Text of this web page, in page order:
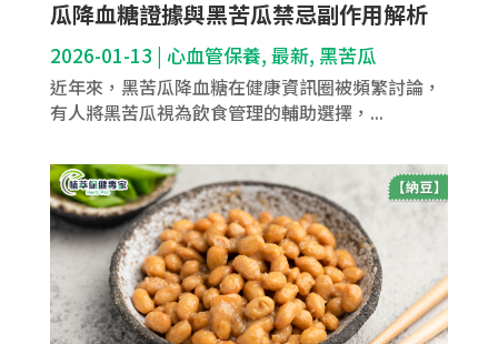
瓜降血糖證據與黑苦瓜禁忌副作用解析
2026-01-13 | 心血管保養, 最新, 黑苦瓜
近年來，黑苦瓜降血糖在健康資訊圈被頻繁討論，
有人將黑苦瓜視為飲食管理的輔助選擇，...